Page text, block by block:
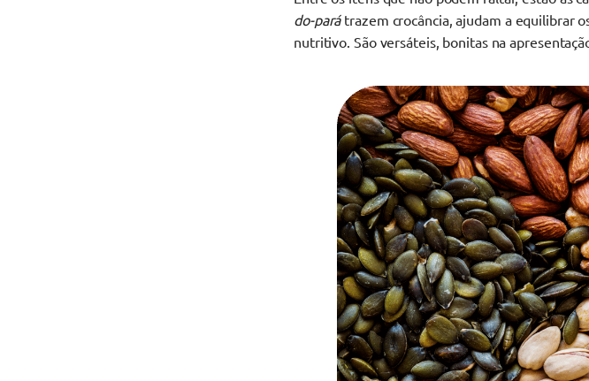
do-pará trazem crocância, ajudam a equilibrar
nutritivo. São versáteis, bonitas na